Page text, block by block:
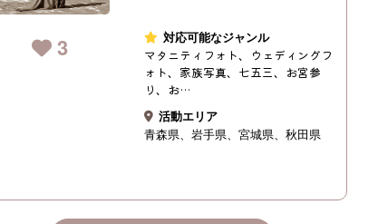
3
対応可能なジャンル
マタニティフォト、ウェディングフ
ォト、家族写真、七五三、お宮参
り、お…
活動エリア
青森県
岩手県 宮城県 秋田県